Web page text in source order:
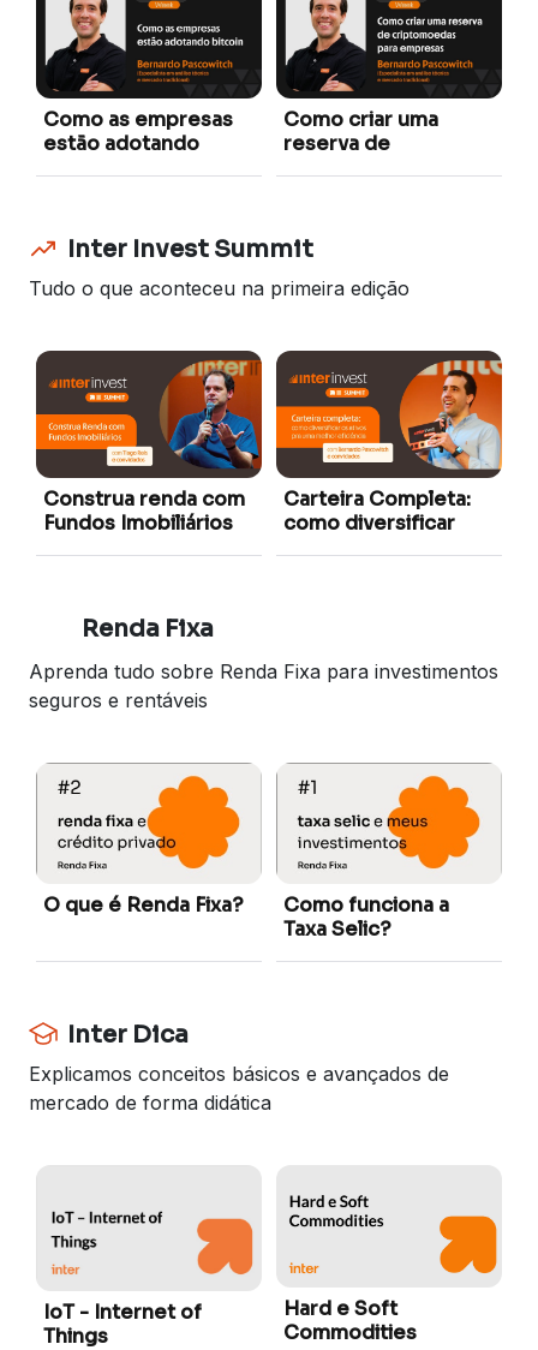
Como as empresas
estão adotando
Como criar uma
reserva de
Inter Invest Summit
Tudo o que aconteceu na primeira edição
Construa renda com
Fundos Imobiliários
Carteira Completa:
como diversificar
Renda Fixa
Aprenda tudo sobre Renda Fixa para investimentos
seguros e rentáveis
O que é Renda Fixa?
Como funciona a
Taxa Selic?
Inter Dica
Explicamos conceitos básicos e avançados de
mercado de forma didática
IoT - Internet of
Things
Hard e Soft
Commodities